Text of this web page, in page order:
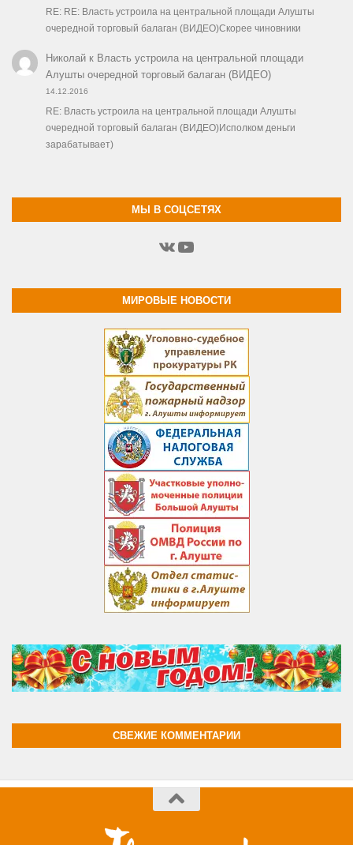
RE: RE: Власть устроила на центральной площади Алушты
очередной торговый балаган (ВИДЕО)Скорее чиновники
Николайк Власть устроила на центральной площади
Алушты очередной торговый балаган (ВИДЕО)
14.12.2016
RE: Власть устроила на центральной площади Алушты
очередной торговый балаган (ВИДЕО)Исполком деньги
зарабатывает)
МЫ В СОЦСЕТЯХ
ВКонтакте
YouTube
МИРОВЫЕ НОВОСТИ
СВЕЖИЕ КОММЕНТАРИИ